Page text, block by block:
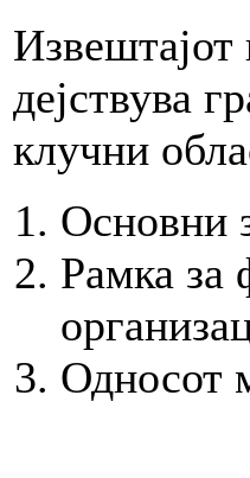
Извештајот
дејствува
клучни
Основни
Рамка за
Односот